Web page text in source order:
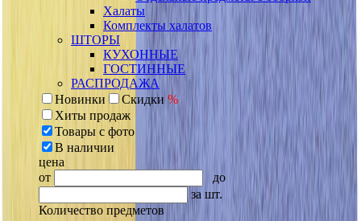
Халаты
Комплекты халатов
ШТОРЫ
КУХОННЫЕ
ГОСТИННЫЕ
РАСПРОДАЖА
Новинки
Скидки %
Хиты продаж
Товары с фото
В наличии
цена
от
до
за шт.
Количество предметов